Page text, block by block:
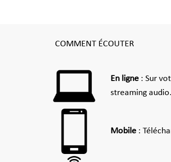
COMMENT ÉCOUTER
En ligne : Sur
streaming audio.
Mobile :